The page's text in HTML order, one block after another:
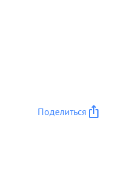
и ратаками, полка
Поделиться